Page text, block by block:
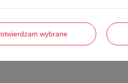
Choć na plażę czy basen chętniej
różnego rodzaju. Znajdziesz tutaj
wybrane